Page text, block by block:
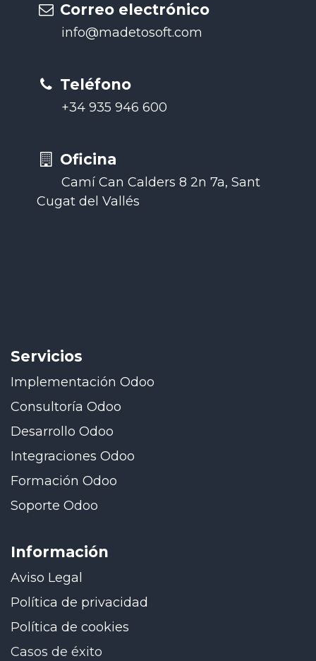
Correo electrónico
info@madetosoft.com
Teléfono
+34 935 946 60​0
Oficina
Camí Can Calders 8 2n 7a, Sant
Cugat del Vallés
Servicios
Implementación Odoo
Consultoría Odoo
Desarrollo Odoo
Integraciones Odoo
Formación Odoo
Soporte Odoo
Información
Aviso Legal
Política de privacidad
Política de cookies
Casos de éxito